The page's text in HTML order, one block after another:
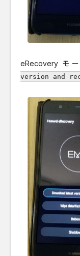
eRecovery モ
version and